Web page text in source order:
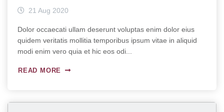
21 Aug 2020
Dolor occaecati ullam deserunt voluptas enim dolor eius
quidem veritatis mollitia temporibus ipsum vitae in aliquid
modi enim vero quia et hic eos odi...
READ MORE